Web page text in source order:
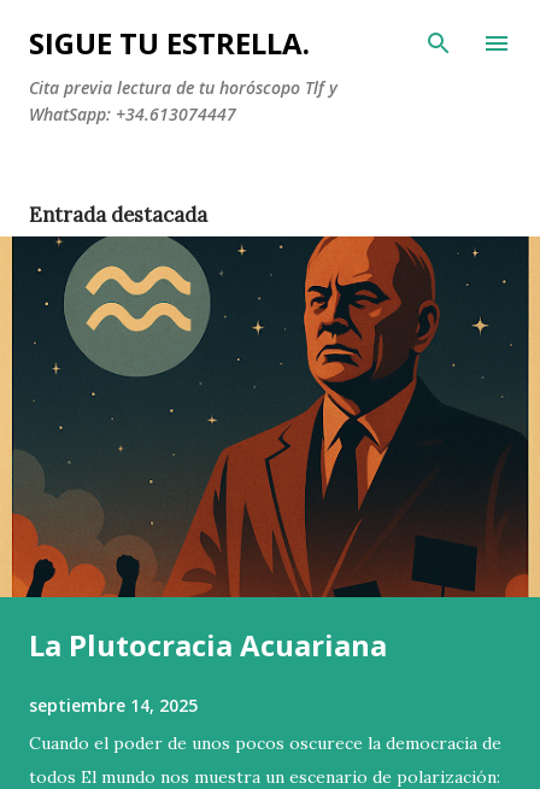
Ir al contenido principal
SIGUE TU ESTRELLA.
Cita previa lectura de tu horóscopo Tlf y
WhatSapp: +34.613074447
Entrada destacada
La Plutocracia Acuariana
septiembre 14, 2025
Cuando el poder de unos pocos oscurece la democracia de
todos El mundo nos muestra un escenario de polarización: